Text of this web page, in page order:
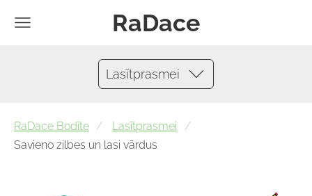
RaDace
Lasītprasmei
RaDace Bodīte
Lasītprasmei
Savieno zilbes un lasi vārdus